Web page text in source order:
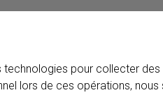
pour collecter
lors de ces opérations,